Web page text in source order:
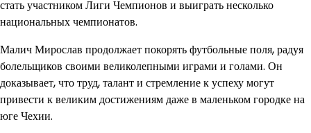
стать участником Лиги Чемпионов и выиграть несколько
национальных чемпионатов.
Малич Мирослав продолжает покорять футбольные поля, радуя
болельщиков своими великолепными играми и голами. Он
доказывает, что труд, талант и стремление к успеху могут
привести к великим достижениям даже в маленьком городке на
юге Чехии.